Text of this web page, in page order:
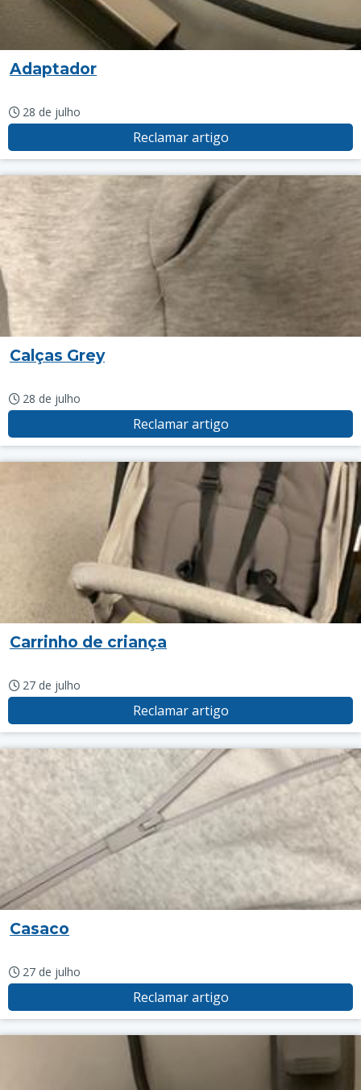
Adaptador
28 de julho
Reclamar artigo
Calças Grey
28 de julho
Reclamar artigo
Carrinho de criança
27 de julho
Reclamar artigo
Casaco
27 de julho
Reclamar artigo